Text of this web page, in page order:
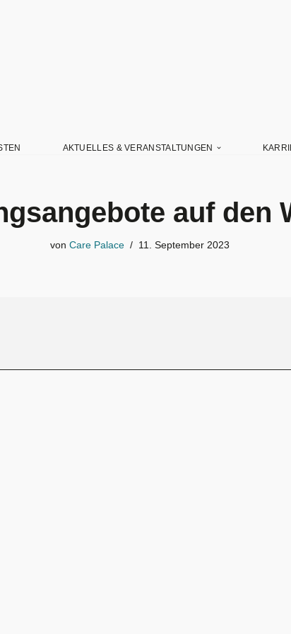
AKTUELLES & VERANSTALTUNGEN
auf den
von Care Palace 11. September 2023